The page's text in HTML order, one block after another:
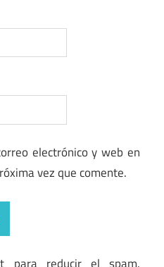
electrónico y web en
vez que comente.